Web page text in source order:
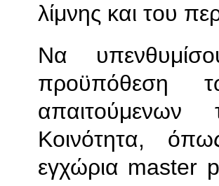
λίμνης και του
Να
προϋπόθεση
Κοινότητα,
εγχώρια master